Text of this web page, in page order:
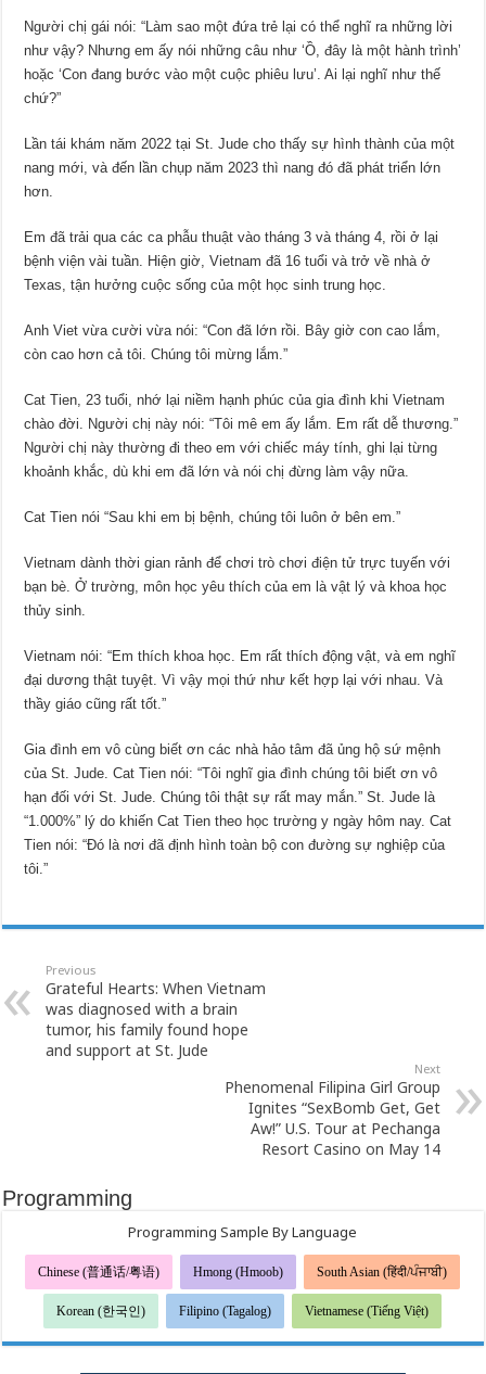
Người chị gái nói: “Làm sao một đứa trẻ lại có thể nghĩ ra những lời
như vậy? Nhưng em ấy nói những câu như ‘Ồ, đây là một hành trình’
hoặc ‘Con đang bước vào một cuộc phiêu lưu’. Ai lại nghĩ như thế
chứ?”
Lần tái khám năm 2022 tại St. Jude cho thấy sự hình thành của một
nang mới, và đến lần chụp năm 2023 thì nang đó đã phát triển lớn
hơn.
Em đã trải qua các ca phẫu thuật vào tháng 3 và tháng 4, rồi ở lại
bệnh viện vài tuần. Hiện giờ, Vietnam đã 16 tuổi và trở về nhà ở
Texas, tận hưởng cuộc sống của một học sinh trung học.
Anh Viet vừa cười vừa nói: “Con đã lớn rồi. Bây giờ con cao lắm,
còn cao hơn cả tôi. Chúng tôi mừng lắm.”
Cat Tien, 23 tuổi, nhớ lại niềm hạnh phúc của gia đình khi Vietnam
chào đời. Người chị này nói: “Tôi mê em ấy lắm. Em rất dễ thương.”
Người chị này thường đi theo em với chiếc máy tính, ghi lại từng
khoảnh khắc, dù khi em đã lớn và nói chị đừng làm vậy nữa.
Cat Tien nói “Sau khi em bị bệnh, chúng tôi luôn ở bên em.”
Vietnam dành thời gian rảnh để chơi trò chơi điện tử trực tuyến với
bạn bè. Ở trường, môn học yêu thích của em là vật lý và khoa học
thủy sinh.
Vietnam nói: “Em thích khoa học. Em rất thích động vật, và em nghĩ
đại dương thật tuyệt. Vì vậy mọi thứ như kết hợp lại với nhau. Và
thầy giáo cũng rất tốt.”
Gia đình em vô cùng biết ơn các nhà hảo tâm đã ủng hộ sứ mệnh
của St. Jude. Cat Tien nói: “Tôi nghĩ gia đình chúng tôi biết ơn vô
hạn đối với St. Jude. Chúng tôi thật sự rất may mắn.” St. Jude là
“1.000%” lý do khiến Cat Tien theo học trường y ngày hôm nay. Cat
Tien nói: “Đó là nơi đã định hình toàn bộ con đường sự nghiệp của
tôi.”
Previous
Grateful Hearts: When Vietnam
was diagnosed with a brain
tumor, his family found hope
and support at St. Jude
Next
Phenomenal Filipina Girl Group
Ignites “SexBomb Get, Get
Aw!” U.S. Tour at Pechanga
Resort Casino on May 14
Programming
Programming Sample By Language
Chinese (普通话/粤语) Hmong (Hmoob) South Asian (हिंदी/ਪੰਜਾਬੀ)
Korean (한국인) Filipino (Tagalog) Vietnamese (Tiếng Việt)